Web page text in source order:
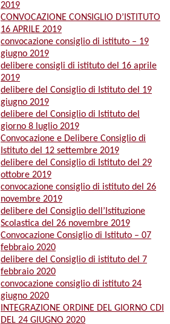
2019
CONVOCAZIONE CONSIGLIO D’ISTITUTO
16 APRILE 2019
convocazione consiglio di istituto – 19
giugno 2019
delibere consigli di istituto del 16 aprile
2019
delibere del Consiglio di Istituto del 19
giugno 2019
delibere del Consiglio di Istituto del
giorno 8 luglio 2019
Convocazione e Delibere Consiglio di
Istituto del 12 settembre 2019
delibere del Consiglio di Istituto del 29
ottobre 2019
convocazione consiglio di istituto del 26
novembre 2019
delibere del Consiglio dell’Istituzione
Scolastica del 26 novembre 2019
Convocazione Consiglio di Istituto – 07
febbraio 2020
delibere del Consiglio di istituto del 7
febbraio 2020
convocazione consiglio di istituto 24
giugno 2020
INTEGRAZIONE ORDINE DEL GIORNO CDI
DEL 24 GIUGNO 2020